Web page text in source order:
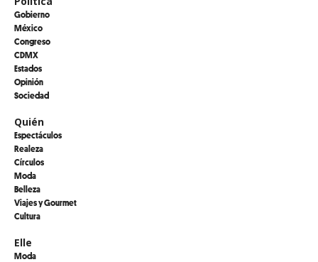
Gobierno
México
Congreso
CDMX
Estados
Opinión
Sociedad
Quién
Espectáculos
Realeza
Círculos
Moda
Belleza
Viajes y Gourmet
Cultura
Elle
Moda